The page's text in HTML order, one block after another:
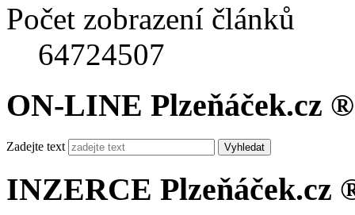
Počet zobrazení článků
64724507
ON-LINE Plzeňáček.cz ®
Zadejte text Vyhledat
INZERCE Plzeňáček.cz